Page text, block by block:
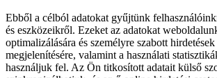
Ebből a célból adatokat gyűjtünk
és eszközeikről. Ezeket az adatokat
optimalizálására és személyre szabott
megjelenítésére, valamint a használati
használjuk fel. Az Ön titkosított adatait külső